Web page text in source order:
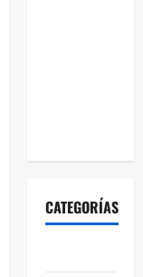
CATEGORÍAS